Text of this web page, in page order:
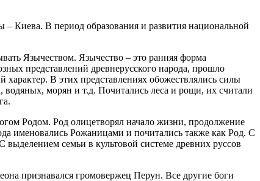
– Киева. В период образования и развития национальной
Язычеством. Язычество – это ранняя форма
представлений древнерусского народа, прошло
В этих представлениях обожествлялись силы
морян и т.д. Почитались леса и рощи, их считали
Родом. Род олицетворял начало жизни, продолжение
именовались Рожаницами и почитались также как Род. С
семьи в культовой системе древних руссов
признавался громовержец Перун. Все другие боги